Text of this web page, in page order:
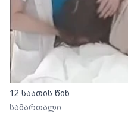
12 საათის წინ
სამართალი